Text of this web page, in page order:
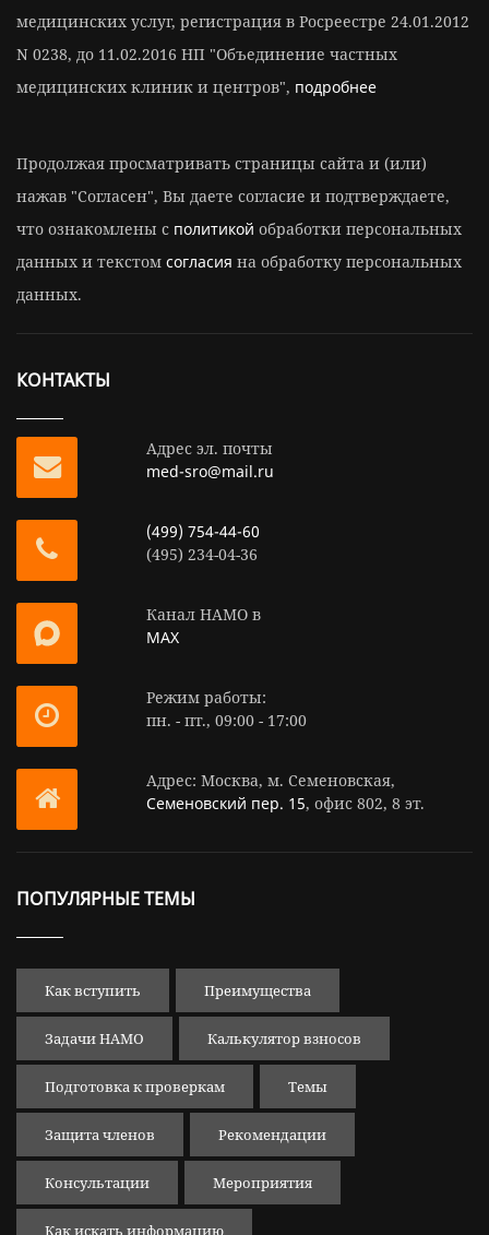
медицинских услуг, регистрация в Росреестре 24.01.2012
N 0238, до 11.02.2016 НП "Объединение частных
медицинских клиник и центров", подробнее
Продолжая просматривать страницы сайта и (или)
нажав "Согласен", Вы даете согласие и подтверждаете,
что ознакомлены с политикой обработки персональных
данных и текстом согласия на обработку персональных
данных.
КОНТАКТЫ
Адрес эл. почты
med-sro@mail.ru
(499) 754-44-60
(495) 234-04-36
Канал НАМО в
MAX
Режим работы:
пн. - пт., 09:00 - 17:00
Адрес: Москва, м. Семеновская,
Семеновский пер. 15, офис 802, 8 эт.
ПОПУЛЯРНЫЕ ТЕМЫ
Как вступить Преимущества
Задачи НАМО Калькулятор взносов
Подготовка к проверкам Темы
Защита членов Рекомендации
Консультации Мероприятия
Как искать информацию